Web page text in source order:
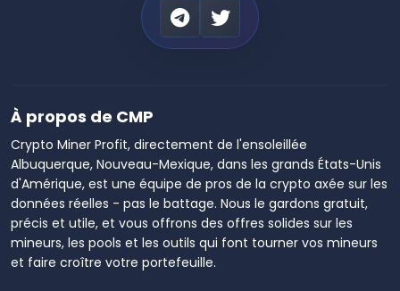
À propos de CMP
Crypto Miner Profit, directement de l'ensoleillée
Albuquerque, Nouveau-Mexique, dans les grands États-Unis
d'Amérique, est une équipe de pros de la crypto axée sur les
données réelles - pas le battage. Nous le gardons gratuit,
précis et utile, et vous offrons des offres solides sur les
mineurs, les pools et les outils qui font tourner vos mineurs
et faire croître votre portefeuille.